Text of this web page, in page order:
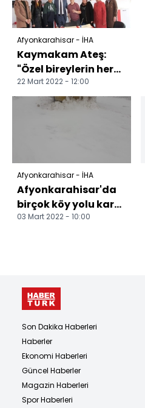
Afyonkarahisar - İHA
Kaymakam Ateş:
"Özel bireylerin her
daim yanındayız"
22 Mart 2022 - 12:00
Afyonkarahisar - İHA
Afyonkarahisar'da
birçok köy yolu kar
yağışı nedeniyle
03 Mart 2022 - 10:00
Son Dakika Haberleri
Haberler
Ekonomi Haberleri
Güncel Haberler
Magazin Haberleri
Spor Haberleri